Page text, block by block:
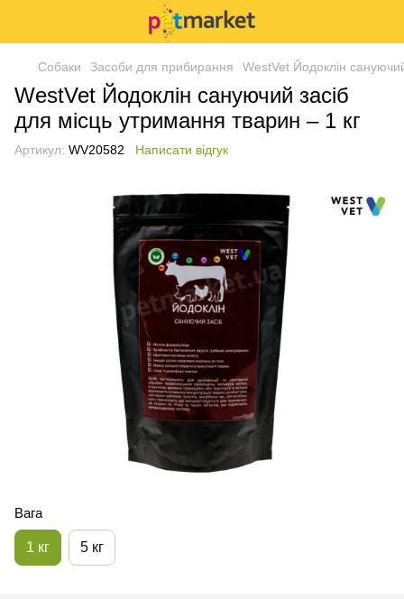
Собаки Засоби для прибирання WestVet Йодоклін
WestVet Йодоклін сануючий засіб
для місць утримання тварин – 1 кг
Артикул: WV20582 Написати відгук
Вага
1 кг 5 кг